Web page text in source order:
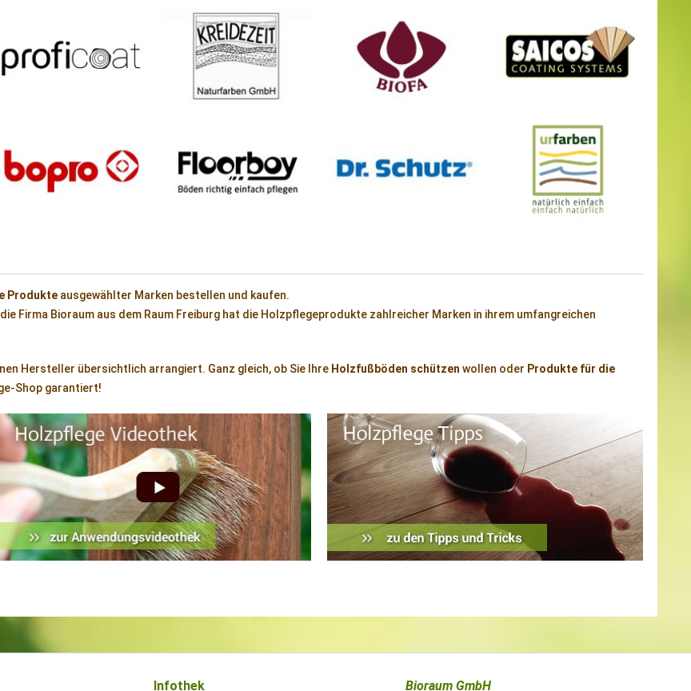
Produkte ausgewählter Marken bestellen und kaufen.
– die Firma Bioraum aus dem Raum Freiburg hat die Holzpflegeprodukte zahlreicher Marken in ihrem umfangreichen
Hersteller übersichtlich arrangiert. Ganz gleich, ob Sie Ihre Holzfußböden schützen wollen oder Produkte für die
Shop garantiert!
Infothek Bioraum GmbH